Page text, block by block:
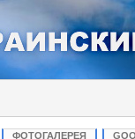
ФОТОГАЛЕРЕЯ